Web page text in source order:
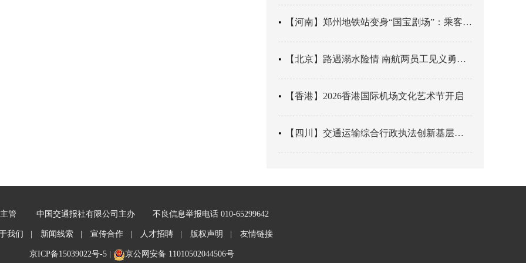
【河南】郑州地铁站变身“国宝剧场”：乘客刚出车厢，就“入戏”千年
【北京】路遇溺水险情 南航两员工见义勇为科学施救
【香港】2026香港国际机场文化艺术节开启
【四川】交通运输综合行政执法创新基层辖区治理“4+3” 新模式
管 中国交通报社有限公司主办 不良信息举报电话 010-65299642
我们 | 新闻线索 | 宣传合作 | 人才招聘 | 版权声明 | 友情链接
京ICP备15039022号-5| 京公网安备 11010502044506号